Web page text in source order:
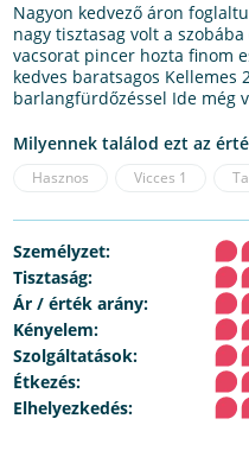
Nagyon kedvező áron
nagy tisztasag volt a
vacsorat pincer hozta finom
kedves baratsagos
barlangfürdőzéssel Ide még
Milyennek találod ezt az
Hasznos Vicces 1
Személyzet:
Tisztaság:
Ár / érték arány:
Kényelem:
Szolgáltatások:
Étkezés:
Elhelyezkedés: